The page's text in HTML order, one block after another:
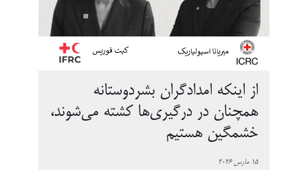
از اینکه امدادگران بشردوستانه
همچنان در درگیری‌ها کشته می‌شوند،
خشمگین هستیم
15 مارس 2026